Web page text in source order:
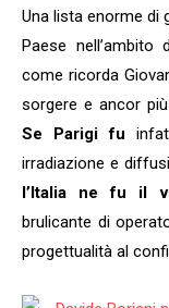
Una lista enorme di
Paese nell’ambito
come ricorda
sorgere e ancor
Se Parigi fu
irradiazione e
l’Italia ne fu il
brulicante di
progettualità al